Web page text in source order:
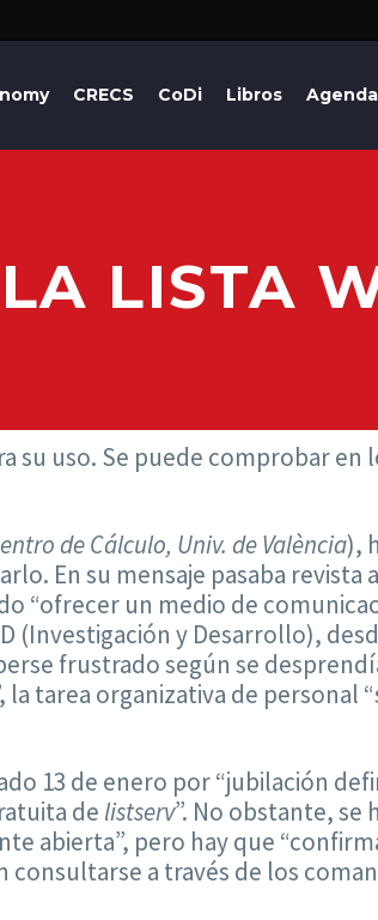
CRECS CoDi Libros Agenda
LISTA
su uso. Se puede comprobar en
de Cálculo, Univ. de València),
En su mensaje pasaba revista
“ofrecer un medio de
(Investigación y Desarrollo),
frustrado según se
la tarea organizativa de personal
13 de enero por “jubilación
de listserv”. No obstante, se
abierta”, pero hay que
consultarse a través de los